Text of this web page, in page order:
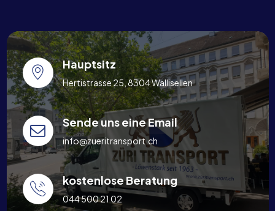
Hauptsitz
Hertistrasse 25, 8304 Wallisellen
Sende uns eine Email
info@zueritransport.ch
kostenlose Beratung
044 500 21 02